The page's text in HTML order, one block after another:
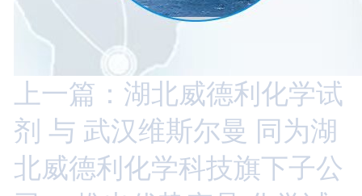
上一篇：湖北威德利化学试
剂 与 武汉维斯尔曼 同为湖
北威德利化学科技旗下子公